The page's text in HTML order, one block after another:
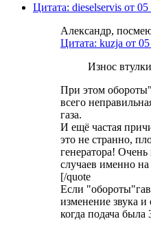
Цитата: dieselservis от
Александр,
Цитата: kuzja от
Износ
При этом
всего
газа.
И ещё частая
это не странно,
генератора! Очень
случаев именно
[/quote
Если
изменение звука
когда подача